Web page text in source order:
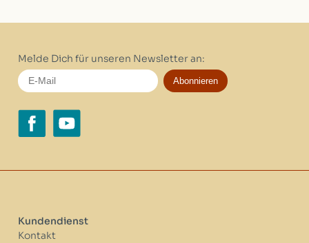
Melde Dich für unseren Newsletter an:
Abonnieren
Kundendienst
Kontakt